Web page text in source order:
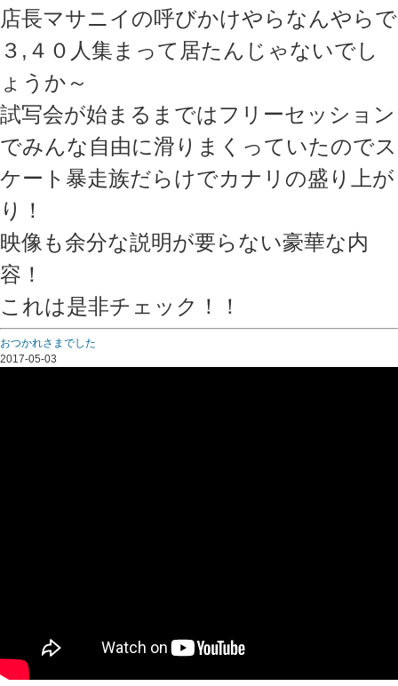
店長マサニイの呼びかけやらなんやらで
３,４０人集まって居たんじゃないでし
ょうか～
試写会が始まるまではフリーセッション
でみんな自由に滑りまくっていたのでス
ケート暴走族だらけでカナリの盛り上が
り！
映像も余分な説明が要らない豪華な内
容！
これは是非チェック！！
おつかれさまでした
2017-05-03